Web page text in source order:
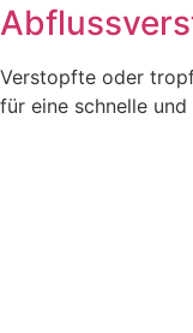
Verstopfte oder
für eine schnelle